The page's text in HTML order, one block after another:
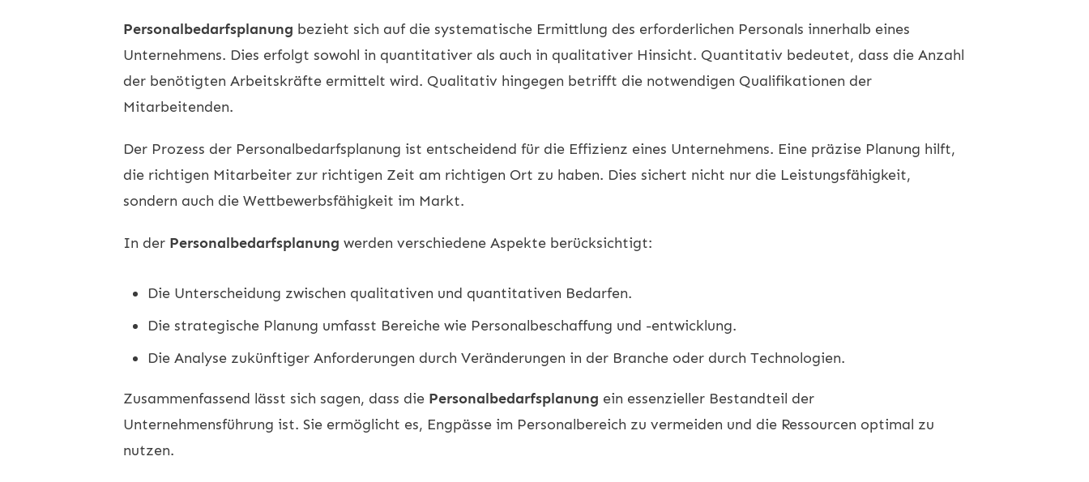
Personalbedarfsplanung bezieht sich auf die systematische Ermittlung des erforderlichen Personals innerhalb eines
Unternehmens. Dies erfolgt sowohl in quantitativer als auch in qualitativer Hinsicht. Quantitativ bedeutet, dass die Anzahl
der benötigten Arbeitskräfte ermittelt wird. Qualitativ hingegen betrifft die notwendigen Qualifikationen der
Mitarbeitenden.
Der Prozess der Personalbedarfsplanung ist entscheidend für die Effizienz eines Unternehmens. Eine präzise Planung hilft,
die richtigen Mitarbeiter zur richtigen Zeit am richtigen Ort zu haben. Dies sichert nicht nur die Leistungsfähigkeit,
sondern auch die Wettbewerbsfähigkeit im Markt.
In der Personalbedarfsplanung werden verschiedene Aspekte berücksichtigt:
Die Unterscheidung zwischen qualitativen und quantitativen Bedarfen.
Die strategische Planung umfasst Bereiche wie Personalbeschaffung und -entwicklung.
Die Analyse zukünftiger Anforderungen durch Veränderungen in der Branche oder durch Technologien.
Zusammenfassend lässt sich sagen, dass die Personalbedarfsplanung ein essenzieller Bestandteil der
Unternehmensführung ist. Sie ermöglicht es, Engpässe im Personalbereich zu vermeiden und die Ressourcen optimal zu
nutzen.